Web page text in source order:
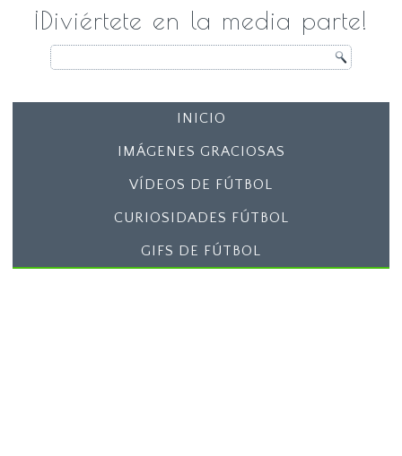
¡Diviértete en la media parte!
INICIO
IMÁGENES GRACIOSAS
VÍDEOS DE FÚTBOL
CURIOSIDADES FÚTBOL
GIFS DE FÚTBOL